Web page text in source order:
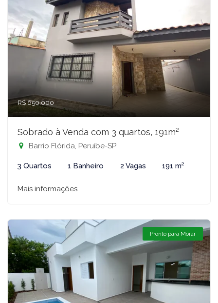
R$ 650.000
Sobrado à Venda com 3 quartos, 191m²
Barrio Flórida, Peruíbe-SP
3 Quartos 1 Banheiro 2 Vagas 191 m²
Mais informações
Pronto para Morar